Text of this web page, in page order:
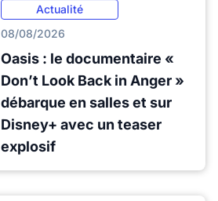
Actualité
08/08/2026
Oasis : le documentaire «
Don’t Look Back in Anger »
débarque en salles et sur
Disney+ avec un teaser
explosif